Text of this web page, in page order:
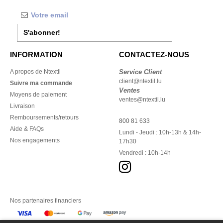
S'abonner!
INFORMATION
A propos de Ntextil
Suivre ma commande
Moyens de paiement
Livraison
Remboursements/retours
Aide & FAQs
Nos engagements
CONTACTEZ-NOUS
Service Client
client@ntextil.lu
Ventes
ventes@ntextil.lu
800 81 633
Lundi - Jeudi : 10h-13h & 14h-
17h30
Vendredi : 10h-14h
Nos partenaires financiers